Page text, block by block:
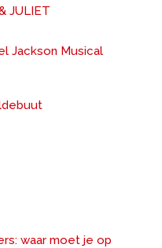
JULIET
Jackson Musical
waar moet je op